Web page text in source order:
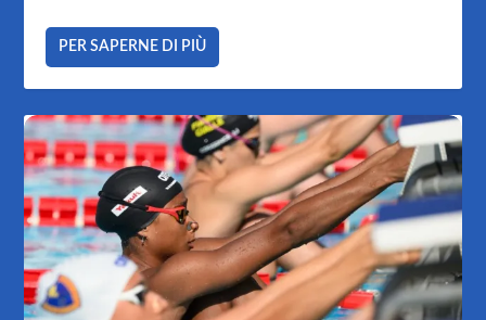
PER SAPERNE DI PIÙ